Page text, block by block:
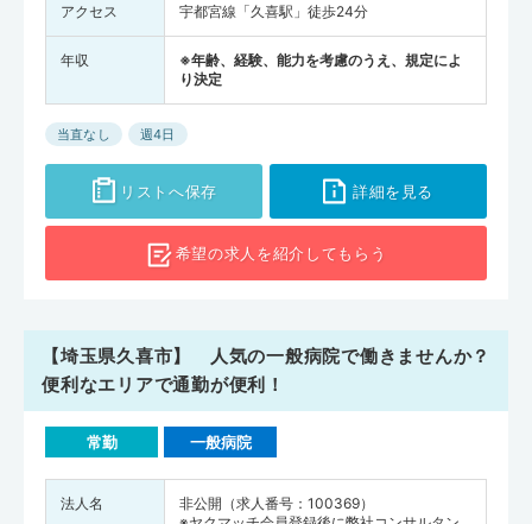
アクセス 宇都宮線「久喜駅」徒歩24分
年収
※年齢、経験、能力を考慮のうえ、規定によ
り決定
当直なし 週4日
リストへ保存 詳細を見る
希望の求人を紹介してもらう
【埼玉県久喜市】 人気の一般病院で働きませんか？
便利なエリアで通勤が便利！
常勤 一般病院
法人名
非公開（求人番号：100369）